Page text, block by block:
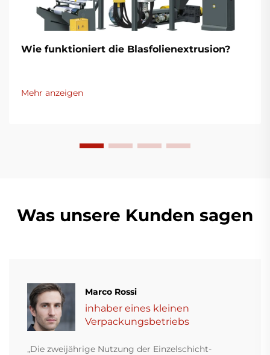
Wie funktioniert die Blasfolienextrusion?
Mehr anzeigen
Was unsere Kunden sagen
Marco Rossi
inhaber eines kleinen
Verpackungsbetriebs
„Die zweijährige Nutzung der Einzelschicht-